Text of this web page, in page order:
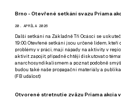
Brno - Otevřené setkání svazu Priama
20. APRÍLA 2026
Další setkání na Základně Tři Ocásci se
19:00. Otevřené setkání jsou určené lidem,
problémy v práci, mají nápady na aktivity v
aktivit zapojit, případně chtějí diskutovat o
anarchosyndikalismem a poznat podobně
budou také naše propagační materiály a
(FB událost)
Otvorené stretnutie zväzu Priama akcia v